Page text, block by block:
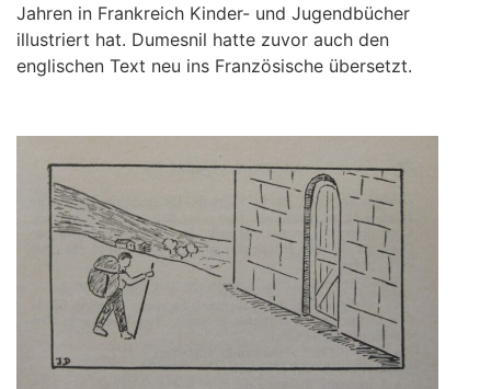
Jahren in Frankreich Kinder- und Jugendbücher
illustriert hat. Dumesnil hatte zuvor auch den
englischen Text neu ins Französische übersetzt.